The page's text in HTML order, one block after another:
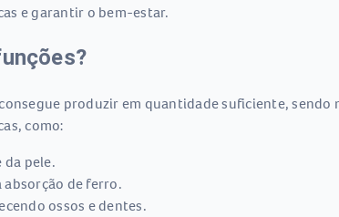
e garantir o bem-estar.
produzir em quantidade suficiente,
como:
pele.
de ferro.
ossos e dentes.